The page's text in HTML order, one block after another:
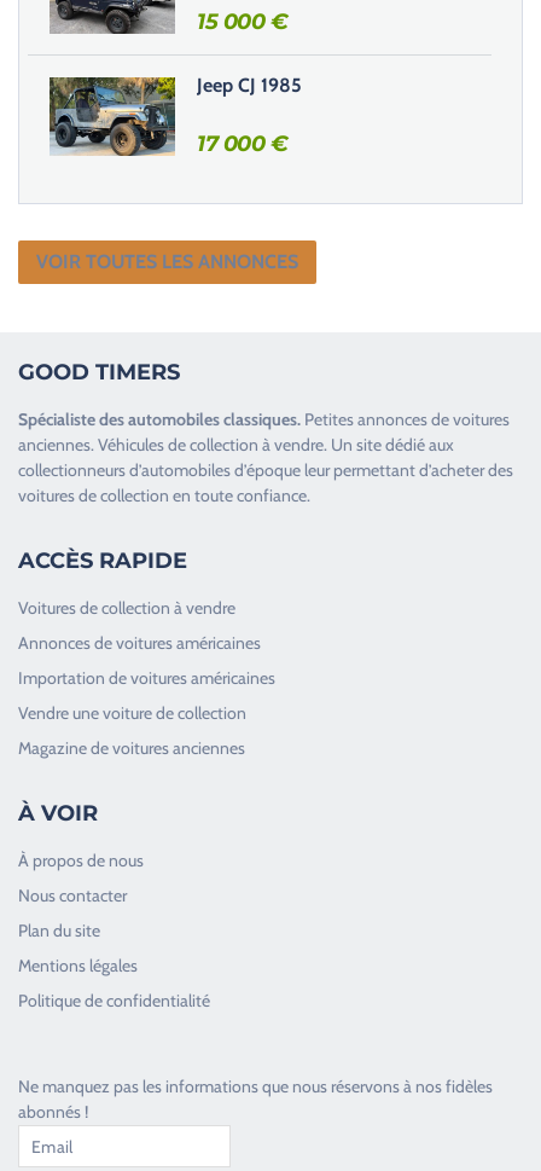
15 000€
Jeep CJ 1985
17 000€
VOIR TOUTES LES ANNONCES
GOOD TIMERS
Spécialiste desautomobiles classiques. Petites annonces devoitures
anciennes.Véhicules de collection à vendre. Un site dédié aux
collectionneurs d’automobiles d’époque leur permettant d’acheter des
voitures de collection en toute confiance.
ACCÈS RAPIDE
Voitures de collection à vendre
Annonces de voitures américaines
Importation de voitures américaines
Vendre une voiture de collection
Magazine de voitures anciennes
À VOIR
À propos de nous
Nous contacter
Plan du site
Mentions légales
Politique de confidentialité
Ne manquez pas les informations que nous réservons à nos fidèles
abonnés !
Toujours heureux d'aider les passionnés